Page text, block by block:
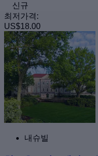
신규
최저가격:
US$18.00
내슈빌